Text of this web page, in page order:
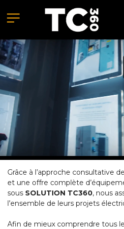
Grâce à l’approche consultative
et une offre complète
sous SOLUTION TC360, nous
l’ensemble de leurs projets
Afin de mieux comprendre tous